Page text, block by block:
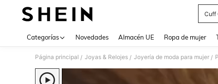
Cuff
Categorías Novedades Almacén UE Ropa de mujer
Página principal / Joyas & Relojes / Joyería de moda para mujer /